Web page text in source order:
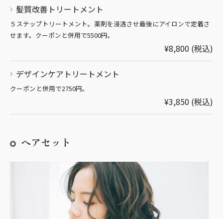
髪質改善トリートメント
５ステップトリートメント。薬剤を浸透させ最後にアイロンで定着さ
せます。クーポンと併用で5500円。
¥8,800 (税込)
デザインケアトリートメント
クーポンと併用で2750円。
¥3,850 (税込)
ヘアセット